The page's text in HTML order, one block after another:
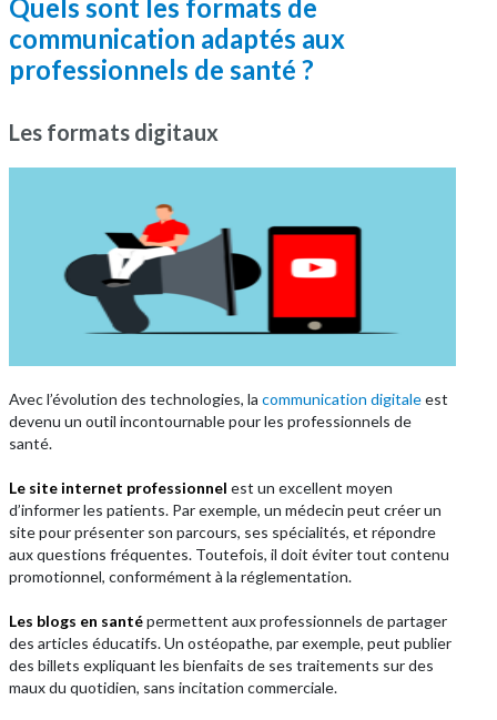
Quels sont les formats de
communication adaptés aux
professionnels de santé ?
Les formats digitaux
Avec l’évolution des technologies, la communication digitaleest
devenu un outil incontournable pour les professionnels de
santé.
Le site internet professionnel est un excellent moyen
d’informer les patients. Par exemple, un médecin peut créer un
site pour présenter son parcours, ses spécialités, et répondre
aux questions fréquentes. Toutefois, il doit éviter tout contenu
promotionnel, conformément à la réglementation.
Les blogs en santépermettent aux professionnels de partager
des articles éducatifs. Un ostéopathe, par exemple, peut publier
des billets expliquant les bienfaits de ses traitements sur des
maux du quotidien, sans incitation commerciale.